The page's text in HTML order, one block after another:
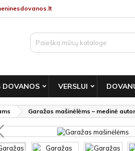
DOVANOS VERSLUI
Garažas mašinėlėms – medinė